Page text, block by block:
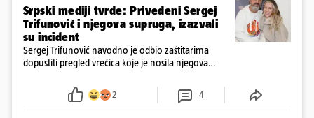
Srpski mediji tvrde: Privedeni Sergej
Trifunović i njegova supruga, izazvali
su incident
Sergej Trifunović navodno je odbio zaštitarima
dopustiti pregled vrećica koje je nosila njegova
2 4